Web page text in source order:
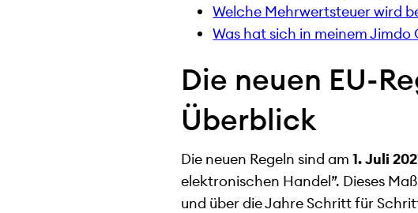
Welche Mehrwertsteuer wird
Was hat sich in meinem
Die neuen EU-
Überblick
Die neuen Regeln sind am1. Juli
elektronischen Handel”. Dieses
und über die Jahre Schritt für